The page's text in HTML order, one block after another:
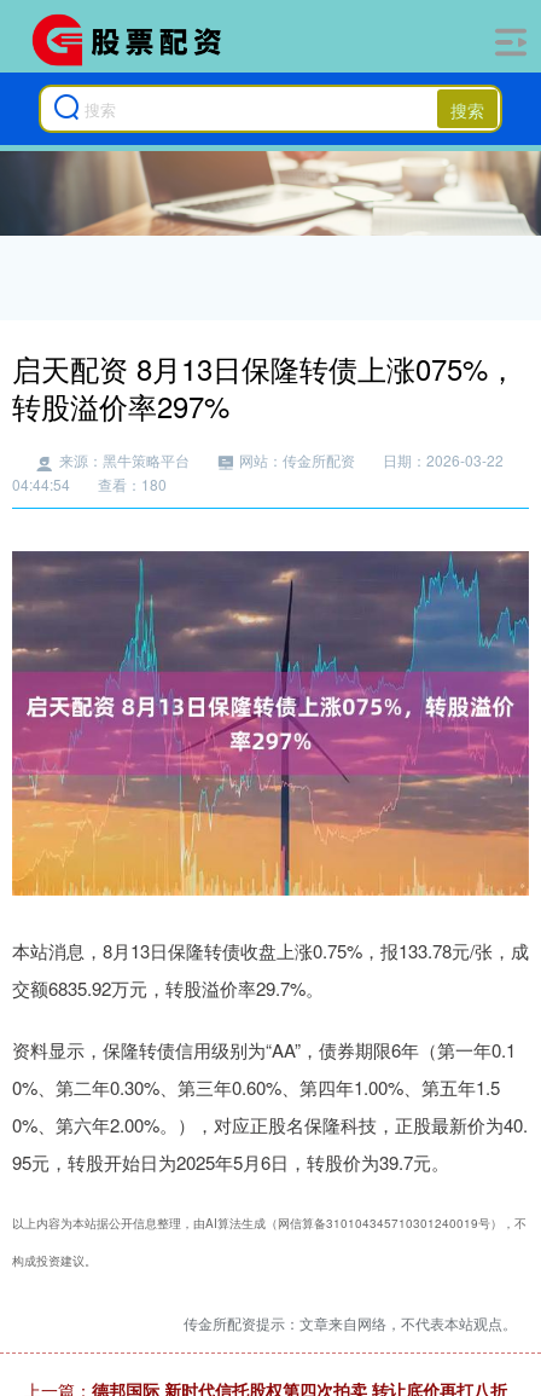
搜索
启天配资 8月13日保隆转债上涨075%，
转股溢价率297%
来源：黑牛策略平台 网站：传金所配资
日期：2026-03-22
04:44:54
查看：180
本站消息，8月13日保隆转债收盘上涨0.75%，报133.78元/张，成
交额6835.92万元，转股溢价率29.7%。
资料显示，保隆转债信用级别为“AA”，债券期限6年（第一年0.1
0%、第二年0.30%、第三年0.60%、第四年1.00%、第五年1.5
0%、第六年2.00%。），对应正股名保隆科技，正股最新价为40.
95元，转股开始日为2025年5月6日，转股价为39.7元。
以上内容为本站据公开信息整理，由AI算法生成（网信算备310104345710301240019号），不
构成投资建议。
传金所配资提示：文章来自网络，不代表本站观点。
上一篇： 德邦国际 新时代信托股权第四次拍卖 转让底价再打八折